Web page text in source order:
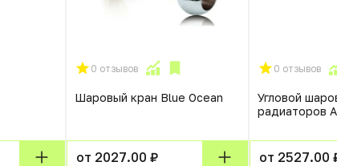
0 отзывов
Шаровый кран Blue Ocean
от 2027.00 ₽
0 отзывов
Угловой
радиаторов
от 2527.00